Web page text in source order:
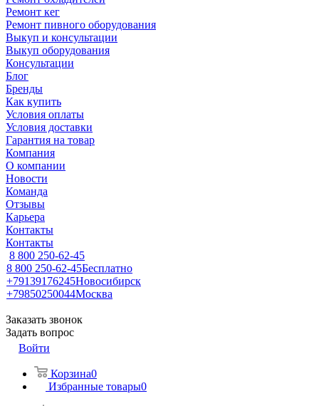
Ремонт кег
Ремонт пивного оборудования
Выкуп и консультации
Выкуп оборудования
Консультации
Блог
Бренды
Как купить
Условия оплаты
Условия доставки
Гарантия на товар
Компания
О компании
Новости
Команда
Отзывы
Карьера
Контакты
Контакты
8 800 250-62-45
8 800 250-62-45Бесплатно
+79139176245Новосибирск
+79850250044Москва
Заказать звонок
Задать вопрос
Войти
Корзина0
Избранные товары0